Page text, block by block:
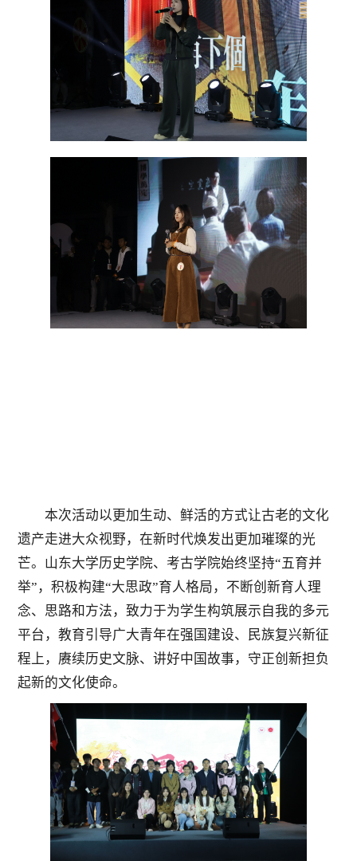
本次活动以更加生动、鲜活的方式让古老的文化
遗产走进大众视野，在新时代焕发出更加璀璨的光
芒。山东大学历史学院、考古学院始终坚持“五育并
举”，积极构建“大思政”育人格局，不断创新育人理
念、思路和方法，致力于为学生构筑展示自我的多元
平台，教育引导广大青年在强国建设、民族复兴新征
程上，赓续历史文脉、讲好中国故事，守正创新担负
起新的文化使命。